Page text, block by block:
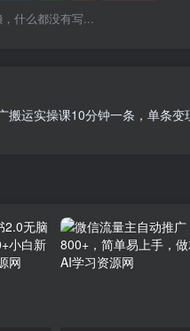
什么都没有写...
搬运实操课10分钟一条，单条变